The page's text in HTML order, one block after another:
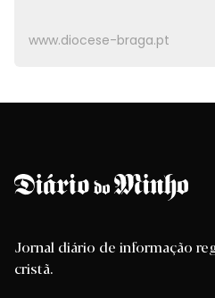
www.diocese-braga.pt
Jornal diário de informação
cristã.